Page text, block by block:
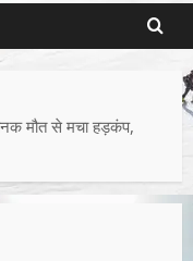
मौत से मचा हड़कंप,